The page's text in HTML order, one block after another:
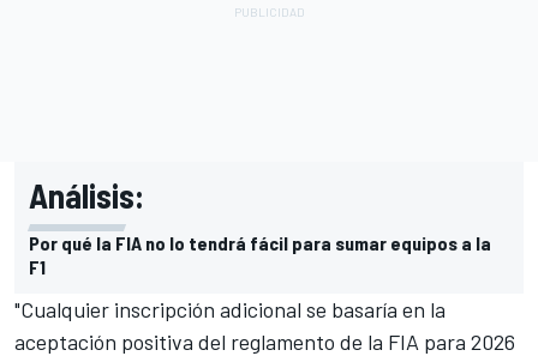
Análisis:
Por qué la FIA no lo tendrá fácil para sumar equipos a la
F1
"Cualquier inscripción adicional se basaría en la
aceptación positiva del reglamento de la FIA para 2026